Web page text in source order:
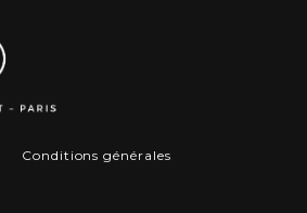
Conditions générales